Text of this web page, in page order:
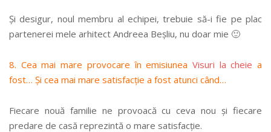
Și desigur, noul membru al echipei, trebuie să-i fie pe plac
partenerei mele arhitect Andreea Beșliu, nu doar mie 🙂
8. Cea mai mare provocare în emisiunea Visuri la cheie a
fost… Și cea mai mare satisfacție a fost atunci când…
Fiecare nouă familie ne provoacă cu ceva nou și fiecare
predare de casă reprezintă o mare satisfacție.